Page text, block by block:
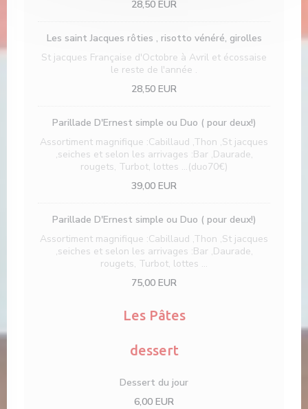
28,50 EUR
Les saint Jacques rôties , risotto vénéré, girolles
St jacques Française d'Octobre à Avril et écossaise
le reste de l'année .
28,50 EUR
Parillade D'Ernest simple ou Duo ( pour deux!)
Assortiment magnifique :Cabillaud ,Thon ,St jacques
,seiches et selon les arrivages :Bar ,Daurade,
rougets, Turbot, lottes ...(duo70€)
39,00 EUR
Parillade D'Ernest simple ou Duo ( pour deux!)
Assortiment magnifique :Cabillaud ,Thon ,St jacques
,seiches et selon les arrivages :Bar ,Daurade,
rougets, Turbot, lottes ...
75,00 EUR
Les Pâtes
dessert
Dessert du jour
6,00 EUR